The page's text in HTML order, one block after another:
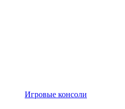
Игровые консоли